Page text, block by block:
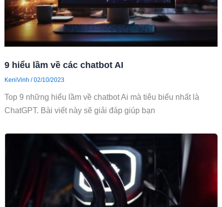
9 hiểu lầm về các chatbot AI
KeniVinh /02/10/2023
Top 9 những hiểu lầm về chatbot Ai mà tiêu biểu nhất là
ChatGPT. Bài viết này sẽ giải đáp giúp bạn